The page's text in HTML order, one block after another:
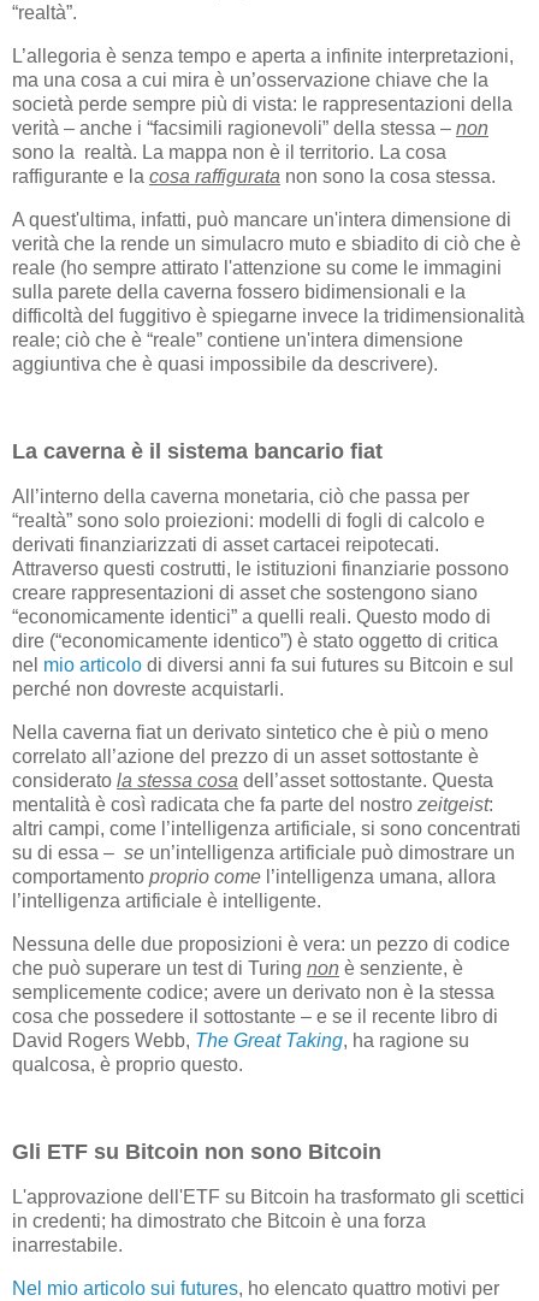
“realtà”.
L’allegoria è senza tempo e aperta a infinite interpretazioni,
ma una cosa a cui mira è un’osservazione chiave che la
società perde sempre più di vista: le rappresentazioni della
verità – anche i “facsimili ragionevoli” della stessa – non
sono la realtà. La mappa non è il territorio. La cosa
raffigurante e la cosa raffigurata non sono la cosa stessa.
A quest'ultima, infatti, può mancare un'intera dimensione di
verità che la rende un simulacro muto e sbiadito di ciò che è
reale (ho sempre attirato l'attenzione su come le immagini
sulla parete della caverna fossero bidimensionali e la
difficoltà del fuggitivo è spiegarne invece la tridimensionalità
reale; ciò che è “reale” contiene un'intera dimensione
aggiuntiva che è quasi impossibile da descrivere).
La caverna è il sistema bancario fiat
All’interno della caverna monetaria, ciò che passa per
“realtà” sono solo proiezioni: modelli di fogli di calcolo e
derivati ​​finanziarizzati di asset cartacei reipotecati.
Attraverso questi costrutti, le istituzioni finanziarie possono
creare rappresentazioni di asset che sostengono siano
“economicamente identici” a quelli reali. Questo modo di
dire (“economicamente identico”) è stato oggetto di critica
nel mio articolo di diversi anni fa sui futures su Bitcoin e sul
perché non dovreste acquistarli.
Nella caverna fiat un derivato sintetico che è più o meno
correlato all’azione del prezzo di un asset sottostante è
considerato la stessa cosa dell’asset sottostante. Questa
mentalità è così radicata che fa parte del nostro zeitgeist:
altri campi, come l’intelligenza artificiale, si sono concentrati
su di essa – se un’intelligenza artificiale può dimostrare un
comportamento proprio come l’intelligenza umana, allora
l’intelligenza artificiale è intelligente.
Nessuna delle due proposizioni è vera: un pezzo di codice
che può superare un test di Turing non è senziente, è
semplicemente codice; avere un derivato non è la stessa
cosa che possedere il sottostante – e se il recente libro di
David Rogers Webb, The Great Taking, ha ragione su
qualcosa, è proprio questo.
Gli ETF su Bitcoin non sono Bitcoin
L'approvazione dell'ETF su Bitcoin ha trasformato gli scettici
in credenti; ha dimostrato che Bitcoin è una forza
inarrestabile.
Nel mio articolo sui futures, ho elencato quattro motivi per